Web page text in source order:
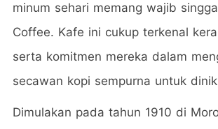
minum sehari memang wajib
Coffee. Kafe ini cukup terkenal
serta komitmen mereka dalam
secawan kopi sempurna untuk
Dimulakan pada tahun 1910 di